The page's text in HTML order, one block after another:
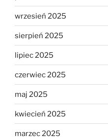
wrzesień 2025
sierpień 2025
lipiec 2025
czerwiec 2025
maj 2025
kwiecień 2025
marzec 2025